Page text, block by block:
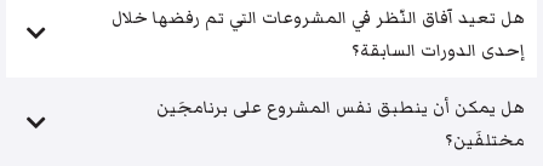
هل تعيد آفاق النّظر في المشروعات التي تم رفضها خلال
إحدى الدورات السابقة؟
هل يمكن أن ينطبق نفس المشروع على برنامجَين
مختلفَين؟